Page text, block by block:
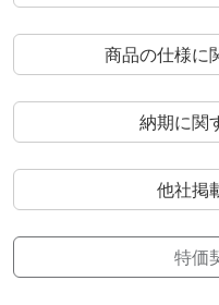
商品の仕様に
納期に関
他社掲
特価